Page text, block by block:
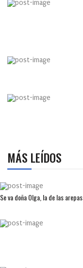
MÁS LEÍDOS
Se va doña Olga, la de las arepas